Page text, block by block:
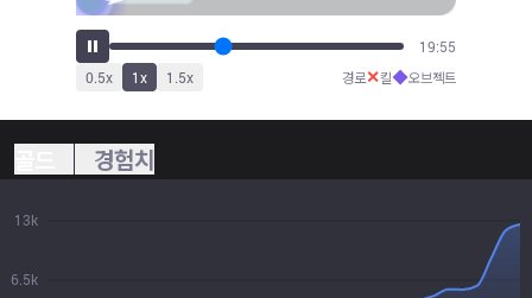
22:09
0.5x 1x 1.5x 경로✕킬◆오브젝트
경험치
6.5k
13k